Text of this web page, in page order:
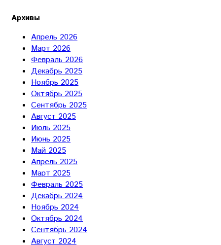
Архивы
Апрель 2026
Март 2026
Февраль 2026
Декабрь 2025
Ноябрь 2025
Октябрь 2025
Сентябрь 2025
Август 2025
Июль 2025
Июнь 2025
Май 2025
Апрель 2025
Март 2025
Февраль 2025
Декабрь 2024
Ноябрь 2024
Октябрь 2024
Сентябрь 2024
Август 2024